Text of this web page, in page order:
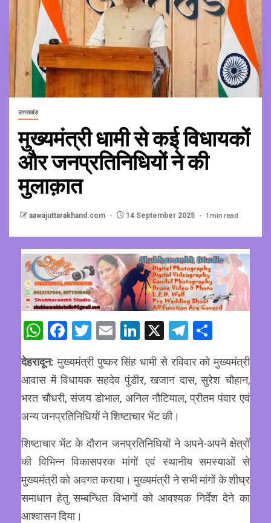
उत्तराखंड
मुख्यमंत्री धामी से कई विधायकों
और जनप्रतिनिधियों ने की
मुलाक़ात
aawajuttarakhand.com 14 September 2025 1 min read
WhatsApp
Facebook
Twitter
EmailLinkedIn
X Telegram
देहरादून: मुख्यमंत्री पुष्कर सिंह धामी से रविवार को मुख्यमंत्री
आवास में विधायक सहदेव पुंडीर, खजान दास, सुरेश चौहान,
भरत चौधरी, संजय डोभाल, अनिल नौटियाल, प्रीतम पंवार एवं
अन्य जनप्रतिनिधियों ने शिष्टाचार भेंट की।
शिष्टाचार भेंट के दौरान जनप्रतिनिधियों ने अपने-अपने क्षेत्रों
की विभिन्न विकासपरक मांगों एवं स्थानीय समस्याओं से
मुख्यमंत्री को अवगत कराया। मुख्यमंत्री ने सभी मांगों के शीघ्र
समाधान हेतु सम्बन्धित विभागों को आवश्यक निर्देश देने का
आश्वासन दिया।